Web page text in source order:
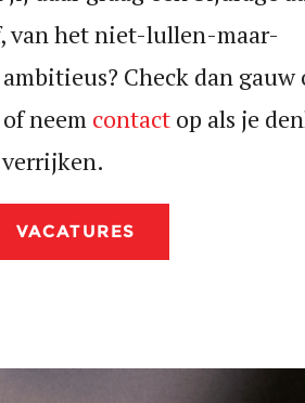
van het niet-lullen-maar-
Check dan gauw
neem contact op als je
VACATURES